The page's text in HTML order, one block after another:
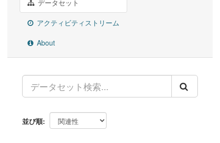
データセット
アクティビティストリーム
About
並び順